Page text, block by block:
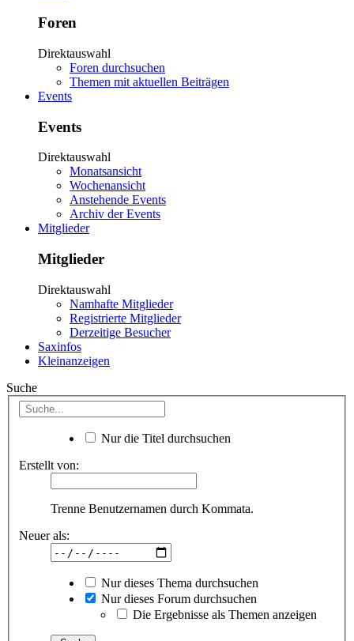
Foren
Direktauswahl
Foren durchsuchen
Themen mit aktuellen Beiträgen
Events
Events
Direktauswahl
Monatsansicht
Wochenansicht
Anstehende Events
Archiv der Events
Mitglieder
Mitglieder
Direktauswahl
Namhafte Mitglieder
Registrierte Mitglieder
Derzeitige Besucher
Saxinfos
Kleinanzeigen
Suche
Nur die Titel durchsuchen
Erstellt von:
Trenne Benutzernamen durch Kommata.
Neuer als:
Nur dieses Thema durchsuchen
Nur dieses Forum durchsuchen
Die Ergebnisse als Themen anzeigen